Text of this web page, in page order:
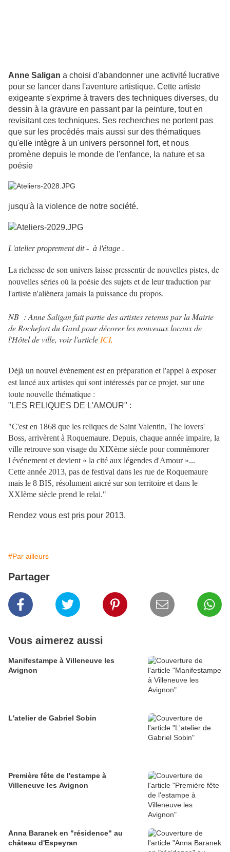
Anne Saligan a choisi d'abandonner une activité lucrative
pour se lancer dans l'aventure artistique. Cette artiste
exigeante s'exprime à travers des techniques diverses, du
dessin à la gravure en passant par la peinture, tout en
revisitant ces techniques. Ses recherches ne portent pas
que sur les procédés mais aussi sur des thématiques
qu'elle intègre à un univers personnel fort, et nous
promène depuis le monde de l'enfance, la nature et sa
poésie
jusqu'à la violence de notre société.
L'atelier proprement dit - à l'étage .
La richesse de son univers laisse pressentir de nouvelles pistes, de
nouvelles séries où la poésie des sujets et de leur traduction par
l'artiste n'aliènera jamais la puissance du propos.
NB : Anne Saligan fait partie des artistes retenus par la Mairie
de Rochefort du Gard pour décorer les nouveaux locaux de
l'Hôtel de ville, voir l'article ICI,
Déjà un nouvel évènement est en préparation et l'appel à exposer
est lancé aux artistes qui sont intéressés par ce projet, sur une
toute nouvelle thématique :
"LES RELIQUES DE L'AMOUR" :
"C'est en 1868 que les reliques de Saint Valentin, The lovers'
Boss, arrivèrent à Roquemaure. Depuis, chaque année impaire, la
ville retrouve son visage du XIXème siècle pour commémorer
l événement et devient « la cité aux légendes d'Amour »...
Cette année 2013, pas de festival dans les rue de Roquemaure
mais le 8 BIS, résolument ancré sur son territoire et dans le
XXIème siècle prend le relai."
Rendez vous est pris pour 2013.
#Par ailleurs
Partager
Vous aimerez aussi
Manifestampe à Villeneuve les
Avignon
L'atelier de Gabriel Sobin
Première fête de l'estampe à
Villeneuve les Avignon
Anna Baranek en "résidence" au
château d'Espeyran